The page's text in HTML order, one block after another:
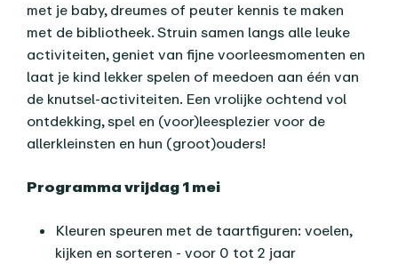
met je baby, dreumes of peuter kennis te maken
met de bibliotheek. Struin samen langs alle leuke
activiteiten, geniet van fijne voorleesmomenten en
laat je kind lekker spelen of meedoen aan één van
de knutsel-activiteiten. Een vrolijke ochtend vol
ontdekking, spel en (voor)leesplezier voor de
allerkleinsten en hun (groot)ouders!
Programma vrijdag 1 mei
Kleuren speuren met de taartfiguren: voelen,
kijken en sorteren - voor 0 tot 2 jaar